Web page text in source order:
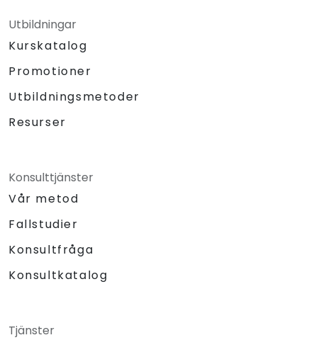
Utbildningar
Kurskatalog
Promotioner
Utbildningsmetoder
Resurser
Konsulttjänster
Vår metod
Fallstudier
Konsultfråga
Konsultkatalog
Tjänster